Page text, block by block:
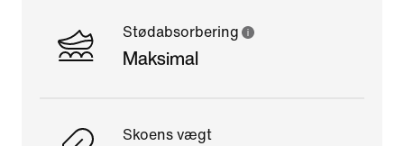
Stødabsorbering
Maksimal
Skoens vægt